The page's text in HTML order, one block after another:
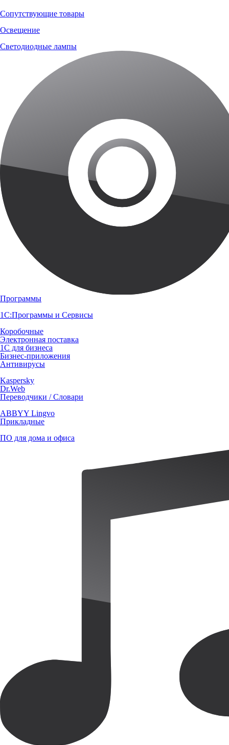
Сопутствующие товары
Освещение
Светодиодные лампы
Программы
1С:Программы и Сервисы
Коробочные
Электронная поставка
1С для бизнеса
Бизнес-приложения
Антивирусы
Kaspersky
Dr.Web
Переводчики / Словари
ABBYY Lingvo
Прикладные
ПО для дома и офиса